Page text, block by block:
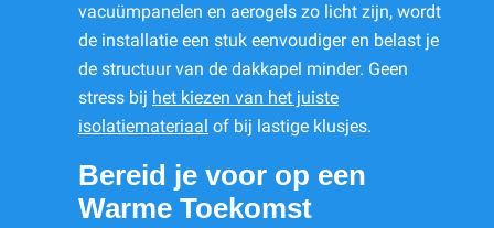
vacuümpanelen en aerogels zo licht zijn, wordt
de installatie een stuk eenvoudiger en belast je
de structuur van de dakkapel minder. Geen
stress bij het kiezen van het juiste
isolatiemateriaal of bij lastige klusjes.
Bereid je voor op een
Warme Toekomst